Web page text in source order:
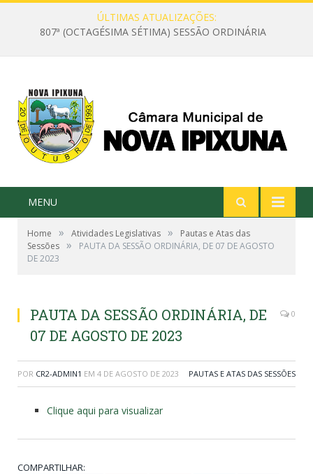
ÚLTIMAS ATUALIZAÇÕES:
807ª (OCTAGÉSIMA SÉTIMA) SESSÃO ORDINÁRIA
MENU
Home » Atividades Legislativas »
Pautas e Atas das
Sessões »
PAUTA DA SESSÃO ORDINÁRIA, DE 07 DE AGOSTO
DE 2023
PAUTA DA SESSÃO ORDINÁRIA, DE
07 DE AGOSTO DE 2023
0
POR CR2-ADMIN1 EM 4 DE AGOSTO DE 2023 PAUTAS E ATAS DAS SESSÕES
Clique aqui para visualizar
COMPARTILHAR: